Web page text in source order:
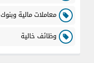
معاملات مالية وبنوك
وظائف خالية